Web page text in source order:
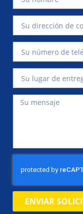
ENVIAR